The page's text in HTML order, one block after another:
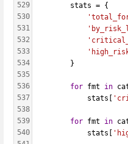
529
530
531
532
533
534
535
536
537
538
539
540
        stats = {
        }
for fmt in
            stats[
for fmt in
            stats[